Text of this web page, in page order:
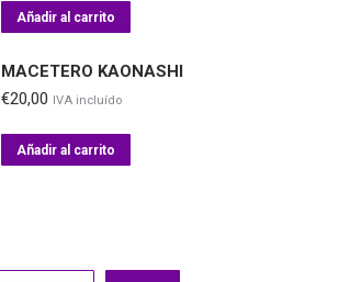
Añadir al carrito
MACETERO KAONASHI
€20,00 IVA incluído
Añadir al carrito